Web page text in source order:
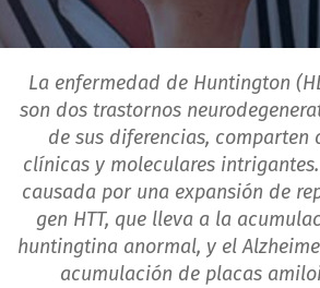
La enfermedad de Huntington
son dos trastornos
de sus diferencias, comparten
clínicas y moleculares
causada por una expansión de
gen HTT, que lleva a la
huntingtina anormal, y el
acumulación de placas